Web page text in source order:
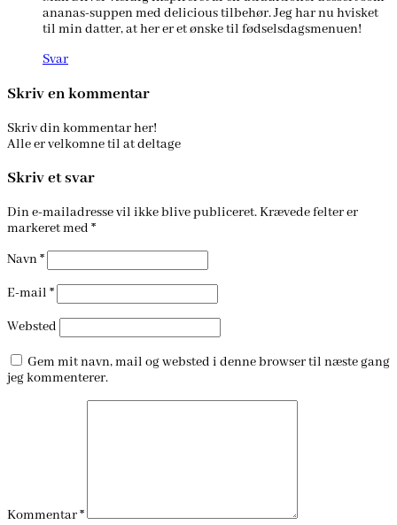
ananas-suppen med delicious tilbehør. Jeg har nu hvisket
til min datter, at her er et ønske til fødselsdagsmenuen!
Svar
Skriv en kommentar
Skriv din kommentar her!
Alle er velkomne til at deltage
Skriv et svar
Din e-mailadresse vil ikke blive publiceret.Krævede felter er
markeret med *
Navn*
E-mail *
Websted
Gem mit navn, mail og websted i denne browser til næste gang
jeg kommenterer.
Kommentar*